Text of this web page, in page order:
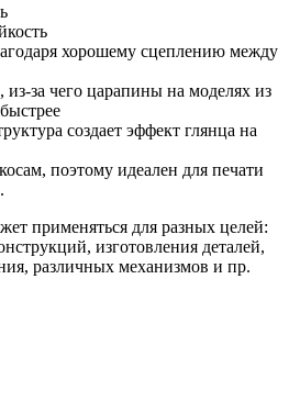
хорошему сцеплению между
за чего царапины на моделях из
создает эффект глянца на
поэтому идеален для печати
применяться для разных целей:
изготовления деталей,
различных механизмов и пр.